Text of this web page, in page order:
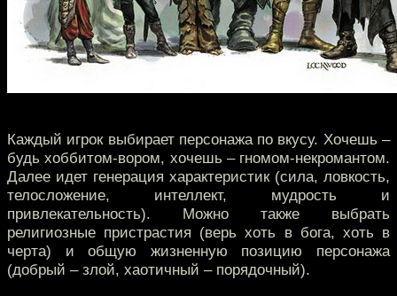
Каждый игрок выбирает персонажа по вкусу. Хочешь –
будь хоббитом-вором, хочешь – гномом-некромантом.
Далее идет генерация характеристик (сила, ловкость,
телосложение, интеллект, мудрость и
привлекательность). Можно также выбрать
религиозные пристрастия (верь хоть в бога, хоть в
черта) и общую жизненную позицию персонажа
(добрый – злой, хаотичный – порядочный).